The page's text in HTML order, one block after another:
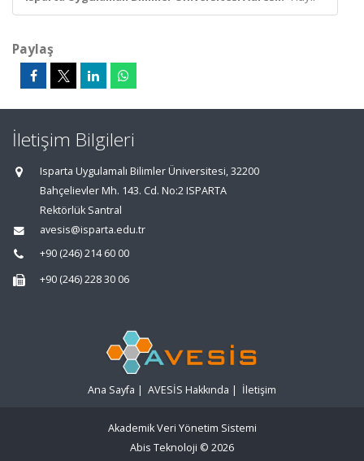
Paylaş
İletişim Bilgileri
Isparta Uygulamalı Bilimler Üniversitesi, 32200
Bahçelievler Mh. 143. Cd. No:2 ISPARTA
Rektörlük Santral
avesis@isparta.edu.tr
+90 (246) 214 60 00
+90 (246) 228 30 06
Ana Sayfa | AVESİS Hakkında | İletişim
Akademik Veri Yönetim Sistemi
Abis Teknoloji © 2026